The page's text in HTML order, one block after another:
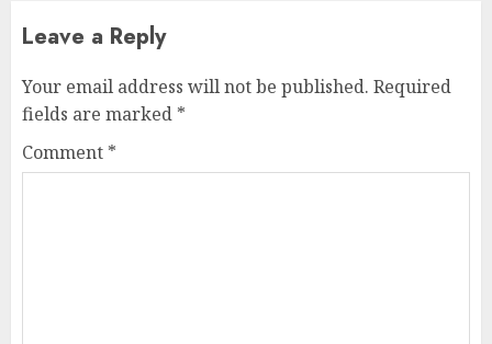
Leave a Reply
Your email address will not be published. Required
fields are marked *
Comment *